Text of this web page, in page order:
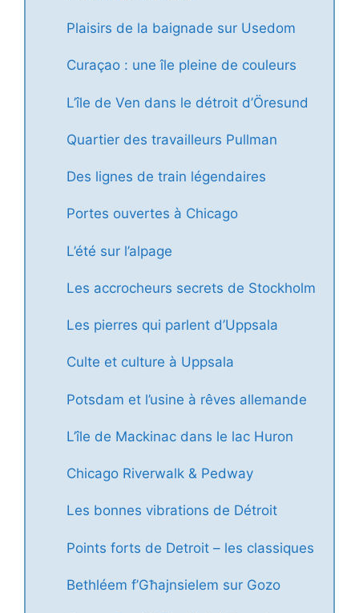
Plaisirs de la baignade sur Usedom
Curaçao : une île pleine de couleurs
L’île de Ven dans le détroit d’Öresund
Quartier des travailleurs Pullman
Des lignes de train légendaires
Portes ouvertes à Chicago
L’été sur l’alpage
Les accrocheurs secrets de Stockholm
Les pierres qui parlent d’Uppsala
Culte et culture à Uppsala
Potsdam et l’usine à rêves allemande
L’île de Mackinac dans le lac Huron
Chicago Riverwalk & Pedway
Les bonnes vibrations de Détroit
Points forts de Detroit – les classiques
Bethléem f’Għajnsielem sur Gozo